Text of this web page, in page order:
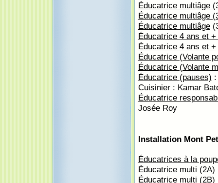
Éducatrice multiâge
Éducatrice multiâge
Éducatrice multiâge
Éducatrice 4 ans et +
Éducatrice 4 ans et +
Éducatrice (Volante
Éducatrice (Volante
Éducatrice (pauses) :
Cuisinier: Kamar
Éducatrice
Josée Roy
Installation Mont
Éducatrices à la
Éducatrice multi (2A)
Éducatrice multi (2B)